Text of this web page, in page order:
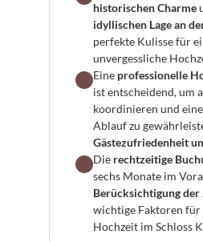
historischen Charme
idyllischen Lage an
perfekte Kulisse für
unvergessliche
Eine professionelle
ist entscheidend, um
koordinieren und
Gästezufriedenheit
Die rechtzeitige
Berücksichtigung der
wichtige Faktoren für
Hochzeit im Schloss